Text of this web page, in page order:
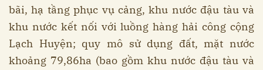
bãi, hạ tầng phục vụ cảng, khu nước đậu tàu và
khu nước kết nối với luồng hàng hải công cộng
Lạch Huyện; quy mô sử dụng đất, mặt nước
khoảng 79,86ha (bao gồm khu nước đậu tàu và